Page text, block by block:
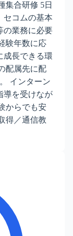
集合研修 5日
セコムの基本
の業務に必要
験年数に応
成長できる環
配属先に配
インターン
導を受けなが
からでも安
得／通信教